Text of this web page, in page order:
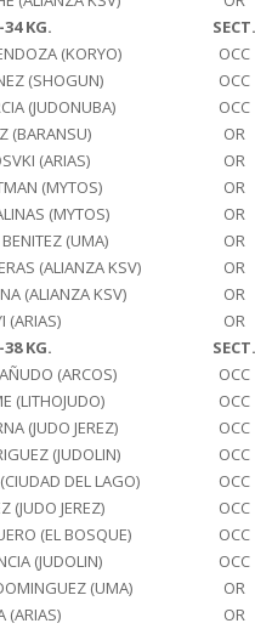
KG.
SECT.
(KORYO)
OCC
(SHOGUN)
OCC
(JUDONUBA)
OCC
(BARANSU)
OR
(ARIAS)
OR
(MYTOS)
OR
(MYTOS)
OR
(UMA)
OR
(ALIANZA KSV)
OR
(ALIANZA KSV)
OR
(ARIAS)
OR
KG.
SECT.
(ARCOS)
OCC
(LITHOJUDO)
OCC
(JUDO JEREZ)
OCC
(JUDOLIN)
OCC
DEL LAGO)
OCC
(JUDO JEREZ)
OCC
(EL BOSQUE)
OCC
(JUDOLIN)
OCC
(UMA)
OR
(ARIAS)
OR